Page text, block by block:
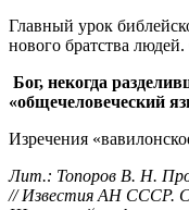
Главный урок
нового братства
Бог, некогда
«общечеловеческий
Изречения
Лит.: Топоров В. Н.
// Известия АН СССР.